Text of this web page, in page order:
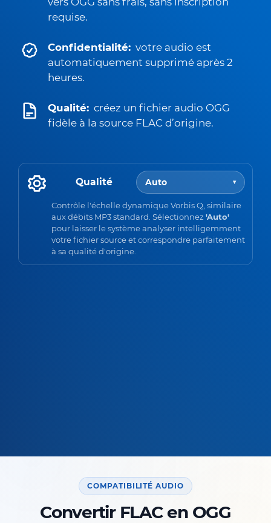
requise.
Confidentialité: votre audio est
automatiquement supprimé après 2
heures.
Qualité: créez un fichier audio OGG
fidèle à la source FLAC d’origine.
Qualité Auto ▾
Contrôle l'échelle dynamique Vorbis Q, similaire
aux débits MP3 standard. Sélectionnez 'Auto'
pour laisser le système analyser intelligemment
votre fichier source et correspondre parfaitement
à sa qualité d'origine.
COMPATIBILITÉ AUDIO
Convertir FLAC en OGG